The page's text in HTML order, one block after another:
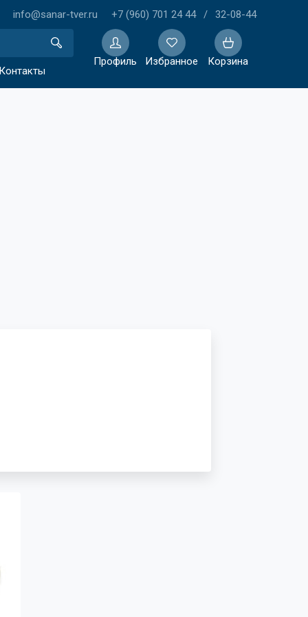
info@sanar-tver.ru +7 (960) 701 24 44 / 32-08-44
Профиль Избранное Корзина